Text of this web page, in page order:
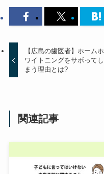
【広島の歯医者】ホームホ
ワイトニングをサボってし
まう理由とは?
関連記事